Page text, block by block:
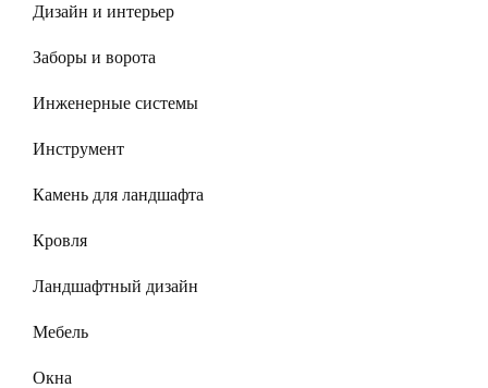
Дизайн и интерьер
Заборы и ворота
Инженерные системы
Инструмент
Камень для ландшафта
Кровля
Ландшафтный дизайн
Мебель
Окна